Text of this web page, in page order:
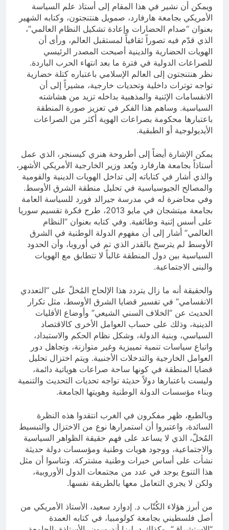
ويمكن أن نشير في هذا المقام إلى أستاذ علم السياسة
الأمريكي بجامعة هارفارد، صمويل هنتنجتون، وكتابه الشهير
بعنوان “صدام الحضارات وإعادة تشكيل النظام العالمي”،
الذي قدّم فيه تصوراً ثقافياً لمستقبل العالم، ورأى أن
الهويات الحضارية والدينية أصبحت المصدر الرئيسي
للصراعات الدولية في فترة ما بعد انتهاء الحرب الباردة.
نظر هنتنجتون إلى العالم الإسلامي باعتباره كتلة حضارية
تواجه توترات داخلية وتحديات خارجية، مشيراً إلى أن
الانقسامات الإثنية والمذهبية بداخله تزيد من هشاشته
السياسية. وساهم هذا الفكر في تعزيز صورة المنطقة
باعتبارها محكومة بصراعات الهوية أكثر من الصراعات
الأيديولوجية أو الطبقية.
يمكن الإشارة أيضاً إلى أطروحة هنري كيسنجر، الذي عمل
أستاذاً بجامعة هارفارد ويُعد وزير الخارجية الأمريكي الأشهر،
والذي أشار في كتاباته إلى تداخل الهويات الدينية والقومية
والمصالح الجيوسياسية في تحليل منطقة الشرق الأوسط.
وفي محاضرة له في مدرسة جيرالد فورد للسياسة العامة
بجامعة ميتشجان في مايو 2013، طرح فكرة تقسيم سوريا
على أسس إثنية وطائفية. وفي كتابه بعنوان “النظام
العالمي” أشار إلى أن مفهوم الدولة الوطنية في الشرق
الأوسط لم يترسخ بالقدر الذي تم في أوروبا، وأن الحدود
السياسية بين دول المنطقة غالباً لا تتطابق مع الهويات
والبنى الاجتماعية.
والحقيقة أنه ما زال يتردد هذا الإلحاح المُخلّ على “التعددي
الانقسامي” في تفسير قضايا الشرق الأوسط، مثل تكرار
الحديث عن “الخلاف السني الشيعي” وأوضاع الأقليات
الدينية، وذلك على حساب العوامل الأخرى كالاقتصاد
السياسي، وبنية الدولة، وشكل نظام الحكم والاستبداد،
واتباع سياسات تنمية تمييزية وغير متوازنة، وتجاهل دور
العوامل الخارجية والتدخلات الأجنبية. ويتم اختزال تحليل
قضايا المنطقة في كونها ساحة صراعات هوياتية دائمة،
وليست باعتبارها دولاً حديثة تواجه تحديات التحديث والتنمية
وبناء مؤسسات الدولة الوطنية وهويتها الجامعة.
وبالطبع، ظهر مفكرون في الغرب انتقدوا هذه النظرة
السائدة، واعتبروا أن استمرارها نوع من الاختزال والتبسيط
المُخلّ، الذي لا يساعد على فهم حقيقة الظواهر السياسية
والاجتماعية، ووجود هويات وطنية ومؤسسات دولة حديثة
نشأت على أساس خبرات وطنية مشتركة. وتناسوا أن مثل
هذا التنوع يوجد في عدد من مجتمعات الدول الأوروبية،
ولكن لا يجري التعامل معها بالطريقة نفسها.
من أبرز هؤلاء الكُتّاب د. إدوارد سعيد، الأستاذ الأمريكي من
أصل فلسطيني بجامعة كولومبيا، في كتابه العمدة